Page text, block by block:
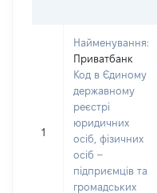
1
Найменування:
Приватбанк
Код в Єдиному
державному
реєстрі
юридичних
осіб, фізичних
осіб –
підприємців та
громадських